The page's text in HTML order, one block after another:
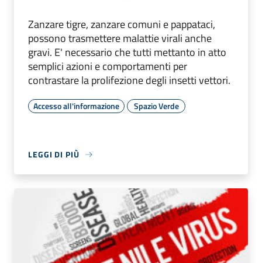
Zanzare tigre, zanzare comuni e pappataci,
possono trasmettere malattie virali anche
gravi. E' necessario che tutti mettanto in atto
semplici azioni e comportamenti per
contrastare la prolifezione degli insetti vettori.
Accesso all'informazione Spazio Verde
LEGGI DI PIÙ